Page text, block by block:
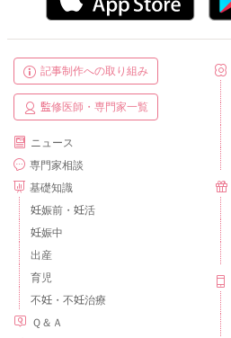
記事制作への取り組み
監修医師・専門家一覧
ニュース
専門家相談
基礎知識
妊娠前・妊活
妊娠中
出産
育児
不妊・不妊治療
Ｑ＆Ａ